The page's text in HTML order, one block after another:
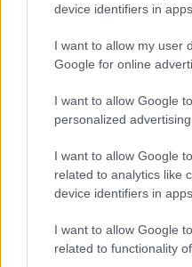
device identifiers in apps.
I want to allow my user
Google for online
I want to allow Google
personalized advertising.
I want to allow Google
related to analytics like
device identifiers in apps.
I want to allow Google
related to functionality
Sharing mobility a Roma:
scorrette